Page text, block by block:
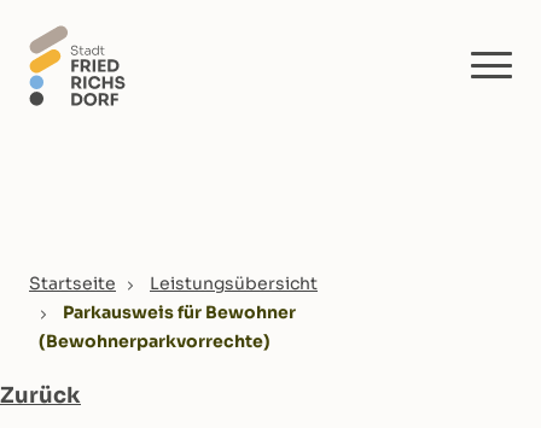
You are here:
Startseite
Leistungsübersicht
Parkausweis für Bewohner
(Bewohnerparkvorrechte)
Zurück